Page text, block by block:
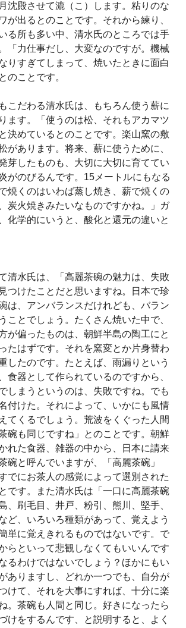
沈殿させて漉（こ）します。粘りのな
が出るとのことです。それから練り、
る所も多い中、清水氏のところでは手
「力仕事だし、大変なのですが。機械
りすぎてしまって、焼いたときに面白
のことです。
こだわる清水氏は、もちろん使う薪に
ます。「使うのは松、それもアカマツ
決めているとのことです。楽山窯の敷
があります。将来、薪に使うために、
芽したものも、大切に大切に育ててい
がのびるんです。15メートルにもなる
焼くのはいわば蒸し焼き、薪で焼くの
炭火焼きみたいなものですかね。」ガ
化学的にいうと、酸化と還元の違いと
清水氏は、「高麗茶碗の魅力は、失敗
つけたことだと思いますね。日本で珍
は、アンバランスだけれども、バラン
ことでしょう。たくさん焼いた中で、
が偏ったものは、朝鮮半島の陶工にと
たはずです。それを窯変とか片身替わ
したのです。たとえば、雨漏りという
食器として作られているのですから、
しまうというのは、失敗ですね。でも
付けた。それによって、いかにも風情
てくるでしょう。荒波をくぐった人間
碗も同じですね」とのことです。朝鮮
れた食器、雑器の中から、日本に請来
碗と呼んでいますが、「高麗茶碗」
でにお茶人の感覚によって選別された
です。また清水氏は「一口に高麗茶碗
、刷毛目、井戸、粉引、熊川、堅手、
ど、いろいろ種類があって、覚えよう
単に覚えきれるものではないです。で
らといって悲観しなくてもいいんです
るわけではないでしょう？ほかにもい
ありますし、どれか一つでも、自分が
けて、それを大事にすれば、十分に楽
。茶碗も人間と同じ。好きになったら
けをするんです、と説明すると、よく